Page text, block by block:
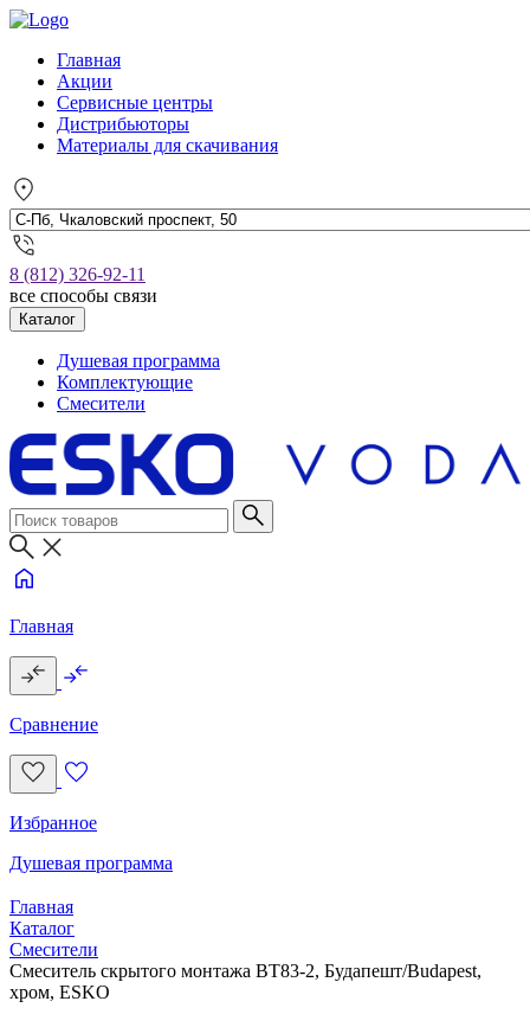
Главная
Акции
Сервисные центры
Дистрибьюторы
Материалы для скачивания
8 (812) 326-92-11
все способы связи
Каталог
Душевая программа
Комплектующие
Смесители
Главная
Сравнение
Избранное
Душевая программа
Главная
Каталог
Смесители
Смеситель скрытого монтажа BT83-2, Будапешт/Budapest,
хром, ESKO